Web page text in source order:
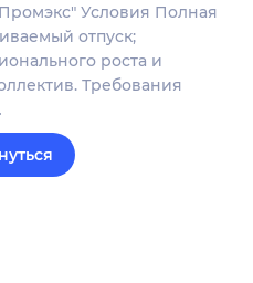
Условия Полная
отпуск;
роста и
Требования